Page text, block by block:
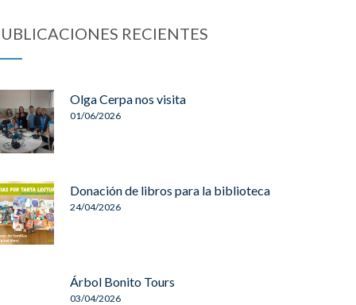
RECIENTES
Olga Cerpa nos visita
01/06/2026
Donación de libros para la biblioteca
24/04/2026
Árbol Bonito Tours
03/04/2026